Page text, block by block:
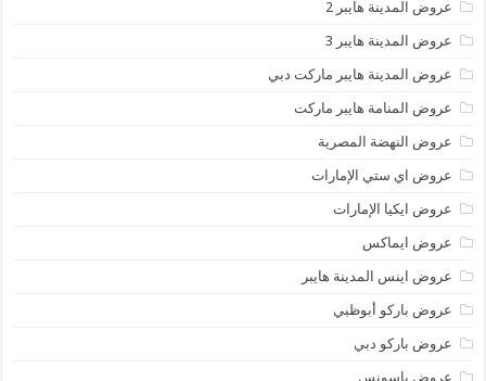
عروض المدينة هايبر 2
عروض المدينة هايبر 3
عروض المدينة هايبر ماركت دبي
عروض المنامة هايبر ماركت
عروض النهضة المصرية
عروض اي ستي الإمارات
عروض ايكيا الإمارات
عروض ايماكس
عروض اينس المدينة هايبر
عروض باركو أبوظبي
عروض باركو دبي
عروض باسونس